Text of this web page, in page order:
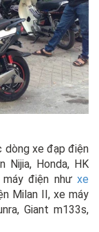
dòng xe đạp điện
Honda, HK
máy điện như xe
Milan II, xe máy
Giant m133s,